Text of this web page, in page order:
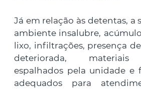
Já em relação às detentas, a
ambiente insalubre,
lixo, infiltrações, presença
deteriorada, materiais
espalhados pela unidade e
adequados para